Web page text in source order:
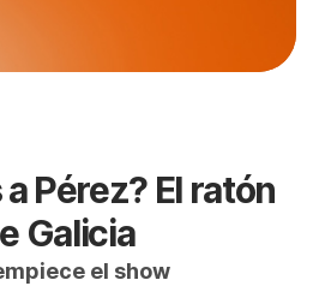
Pérez? El ratón
Galicia
el show